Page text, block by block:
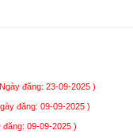
đăng: 23-09-2025 )
đăng: 09-09-2025 )
đăng: 09-09-2025 )